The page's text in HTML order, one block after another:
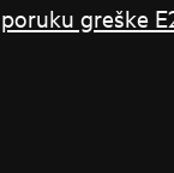
greške